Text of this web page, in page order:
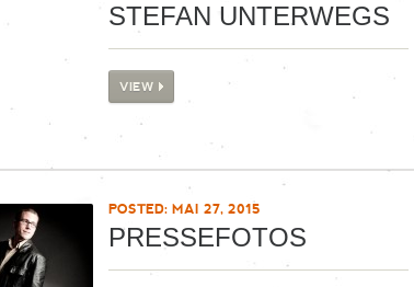
STEFAN UNTERWEGS
VIEW
POSTED: MAI 27, 2015
PRESSEFOTOS